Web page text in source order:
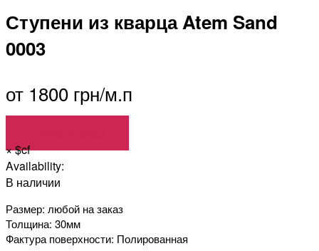
Ступени из кварца Atem Sand
0003
от 1800 грн/м.п
×$cf
Availability:
В наличии
Размер: любой на заказ
Толщина: 30мм
Фактура поверхности: Полированная